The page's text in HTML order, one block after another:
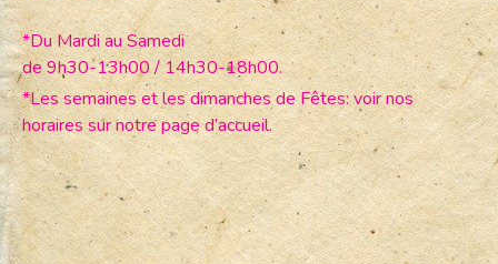
*Du Mardi au Samedi
de 9h30-13h00 / 14h30-18h00.
*Les semaines et les dimanches de Fêtes: voir nos
horaires sur notre page d’accueil.